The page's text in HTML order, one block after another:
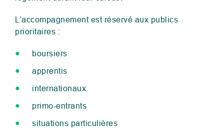
L’accompagnement est réservé aux publics
prioritaires :
boursiers
apprentis
internationaux
primo-entrants
situations particulières